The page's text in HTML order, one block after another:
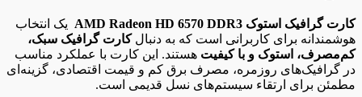
کارت گرافیک استوک AMD Radeon HD 6570 DDR3
یک انتخاب
هوشمندانه برای کاربرانی است که به دنبالکارت گرافیک سبک،
کم‌مصرف، استوک و با کیفیت هستند. این کارت با عملکرد مناسب
در گرافیک‌های روزمره، مصرف برق کم و قیمت اقتصادی، گزینه‌ای
مطمئن برای ارتقاء سیستم‌های نسل قدیمی است.